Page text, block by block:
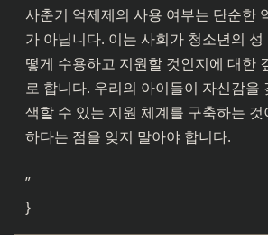
사춘기 억제제의 사용 여부는 단순한
가 아닙니다. 이는 사회가 청소년의
떻게 수용하고 지원할 것인지에 대한
로 합니다. 우리의 아이들이 자신감을
색할 수 있는 지원 체계를 구축하는
하다는 점을 잊지 말아야 합니다.
”
}